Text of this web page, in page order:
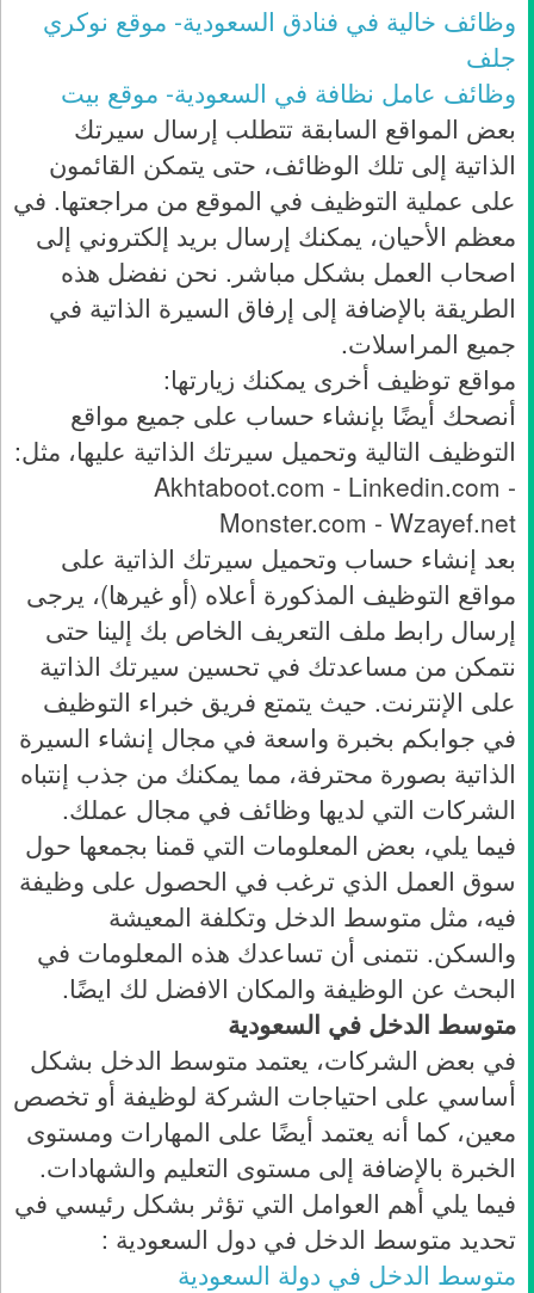
وظائف خالية في فنادق السعودية- موقع نوكري
جلف
وظائف عامل نظافة في السعودية- موقع بيت
بعض المواقع السابقة تتطلب إرسال سيرتك
الذاتية إلى تلك الوظائف، حتى يتمكن القائمون
على عملية التوظيف في الموقع من مراجعتها. في
معظم الأحيان، يمكنك إرسال بريد إلكتروني إلى
اصحاب العمل بشكل مباشر. نحن نفضل هذه
الطريقة بالإضافة إلى إرفاق السيرة الذاتية في
جميع المراسلات.
مواقع توظيف أخرى يمكنك زيارتها:
أنصحك أيضًا بإنشاء حساب على جميع مواقع
التوظيف التالية وتحميل سيرتك الذاتية عليها، مثل:
Akhtaboot.com - Linkedin.com -
Monster.com - Wzayef.net
بعد إنشاء حساب وتحميل سيرتك الذاتية على
مواقع التوظيف المذكورة أعلاه (أو غيرها)، يرجى
إرسال رابط ملف التعريف الخاص بك إلينا حتى
نتمكن من مساعدتك في تحسين سيرتك الذاتية
على الإنترنت. حيث يتمتع فريق خبراء التوظيف
في جوابكم بخبرة واسعة في مجال إنشاء السيرة
الذاتية بصورة محترفة، مما يمكنك من جذب إنتباه
الشركات التي لديها وظائف في مجال عملك.
فيما يلي، بعض المعلومات التي قمنا بجمعها حول
سوق العمل الذي ترغب في الحصول على وظيفة
فيه، مثل متوسط الدخل وتكلفة المعيشة
والسكن. نتمنى أن تساعدك هذه المعلومات في
البحث عن الوظيفة والمكان الافضل لك ايضًا.
متوسط الدخل في السعودية
في بعض الشركات، يعتمد متوسط الدخل بشكل
أساسي على احتياجات الشركة لوظيفة أو تخصص
معين، كما أنه يعتمد أيضًا على المهارات ومستوى
الخبرة بالإضافة إلى مستوى التعليم والشهادات.
فيما يلي أهم العوامل التي تؤثر بشكل رئيسي في
تحديد متوسط الدخل في دول السعودية :
متوسط الدخل في دولة السعودية